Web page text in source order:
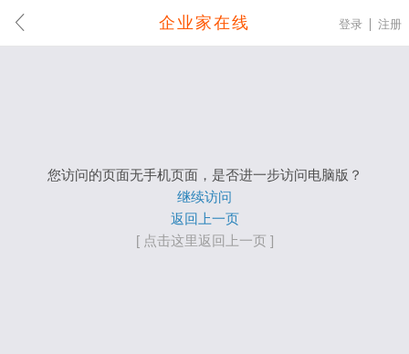
企业家在线 登录 注册
您访问的页面无手机页面，是否进一步访问电脑版？
继续访问
返回上一页
[ 点击这里返回上一页 ]